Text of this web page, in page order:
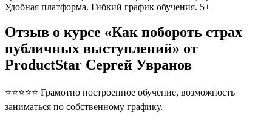
Удобная платформа. Гибкий график обучения. 5+
Отзыв о курсе «Как побороть страх
публичных выступлений» от
ProductStar Сергей Увранов
⭐⭐⭐⭐⭐ Грамотно построенное обучение, возможность
заниматься по собственному графику.